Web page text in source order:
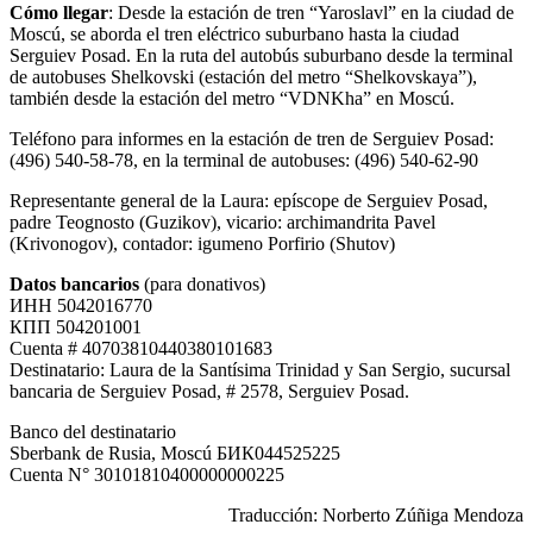
Cómo llegar: Desde la estación de tren “Yaroslavl” en la ciudad de
Moscú, se aborda el tren eléctrico suburbano hasta la ciudad
Serguiev Posad. En la ruta del autobús suburbano desde la terminal
de autobuses Shelkovski (estación del metro “Shelkovskaya”),
también desde la estación del metro “VDNKha” en Moscú.
Teléfono para informes en la estación de tren de Serguiev Posad:
(496) 540-58-78, en la terminal de autobuses: (496) 540-62-90
Representante general de la Laura: epíscope de Serguiev Posad,
padre Teognosto (Guzikov), vicario: archimandrita Pavel
(Krivonogov), contador: igumeno Porfirio (Shutov)
Datos bancarios (para donativos)
ИНН 5042016770
КПП 504201001
Cuenta # 40703810440380101683
Destinatario: Laura de la Santísima Trinidad y San Sergio, sucursal
bancaria de Serguiev Posad, # 2578, Serguiev Posad.
Banco del destinatario
Sberbank de Rusia, Moscú БИК044525225
Cuenta N° 30101810400000000225
Traducción: Norberto Zúñiga Mendoza